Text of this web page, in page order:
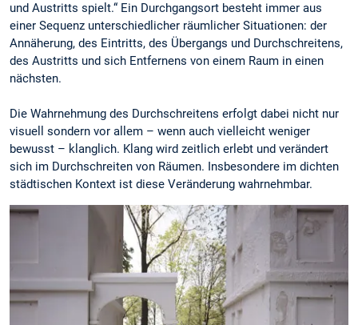
und Austritts spielt.“ Ein Durchgangsort besteht immer aus
einer Sequenz unterschiedlicher räumlicher Situationen: der
Annäherung, des Eintritts, des Übergangs und Durchschreitens,
des Austritts und sich Entfernens von einem Raum in einen
nächsten.
Die Wahrnehmung des Durchschreitens erfolgt dabei nicht nur
visuell sondern vor allem – wenn auch vielleicht weniger
bewusst – klanglich. Klang wird zeitlich erlebt und verändert
sich im Durchschreiten von Räumen. Insbesondere im dichten
städtischen Kontext ist diese Veränderung wahrnehmbar.